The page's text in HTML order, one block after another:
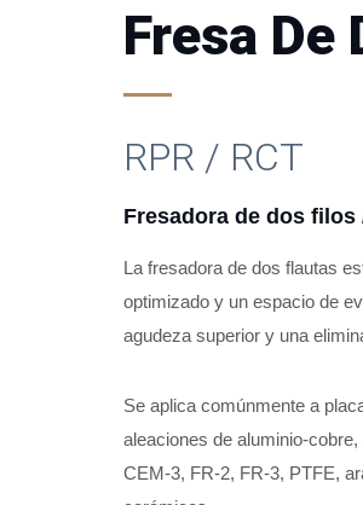
Fresa De
RPR / RCT
Fresadora de dos
La fresadora de dos flautas
optimizado y un espacio de
agudeza superior y una
Se aplica comúnmente a
aleaciones de aluminio-
CEM-3, FR-2, FR-3, PTFE,